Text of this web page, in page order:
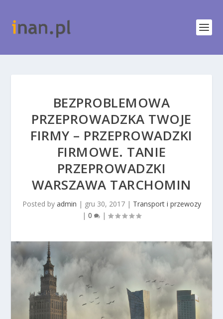
BEZPROBLEMOWA
PRZEPROWADZKA TWOJE
FIRMY – PRZEPROWADZKI
FIRMOWE. TANIE
PRZEPROWADZKI
WARSZAWA TARCHOMIN
Posted by admin | gru 30, 2017| Transport i przewozy
| 0 |